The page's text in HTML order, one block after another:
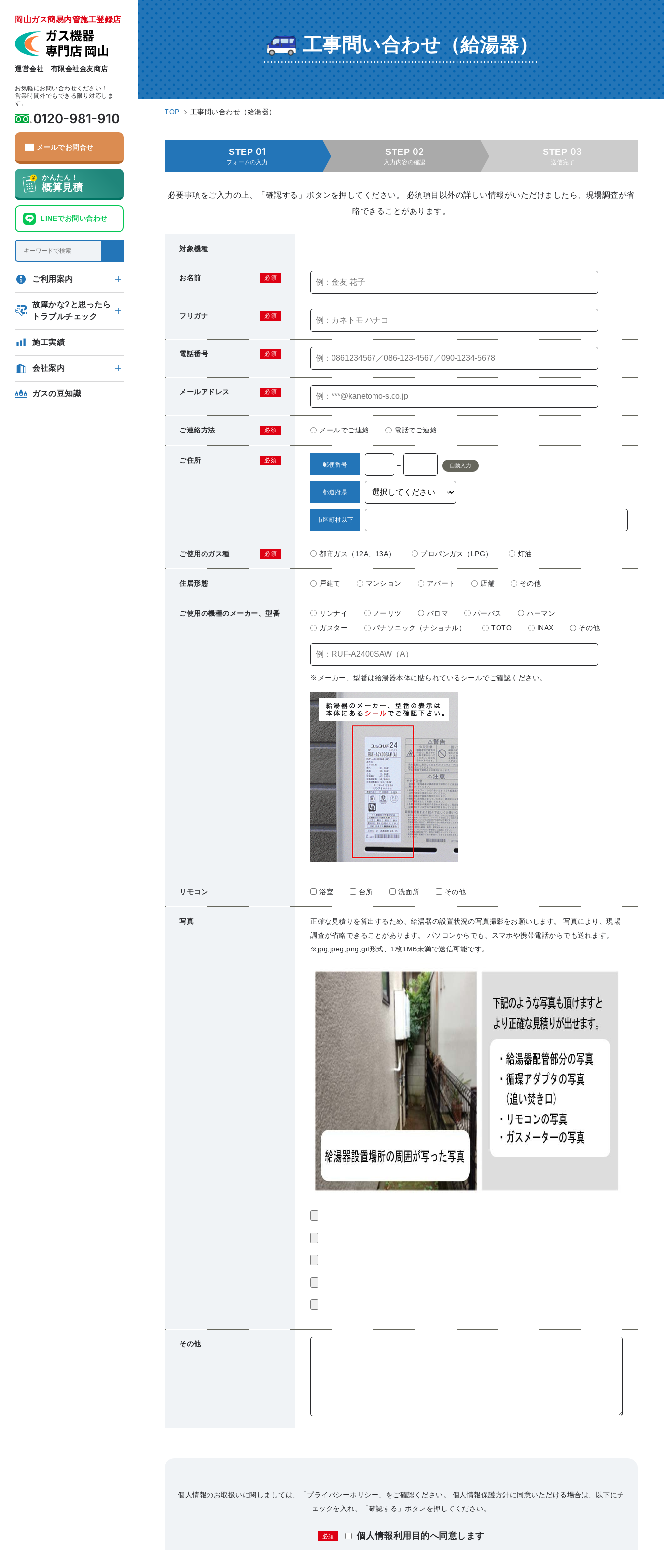
岡山ガス簡易内管施工登録店
運営会社 有限会社金友商店
お気軽にお問い合わせください！
営業時間外でもできる限り対応しま
す。
0120-981-910
メールでお問合せ
かんたん！
概算見積
LINEでお問い合わせ
ご利用案内
故障かな?と思ったら
トラブルチェック
施工実績
会社案内
ガスの豆知識
工事問い合わせ（給湯器）
TOP 工事問い合わせ（給湯器）
STEP 01
フォームの入力
STEP 02
入力内容の確認
STEP 03
送信完了
必要事項をご入力の上、「確認する」ボタンを押してください。 必須項目以外の詳しい情報がいただけましたら、現場調査が省
略できることがあります。
対象機種
お名前 必須
フリガナ 必須
電話番号 必須
メールアドレス 必須
ご連絡方法 必須 メールでご連絡 電話でご連絡
ご住所 必須
郵便番号 – 自動入力
都道府県
市区町村以下
ご使用のガス種 必須 都市ガス（12A、13A） プロパンガス（LPG） 灯油
住居形態 戸建て マンション アパート 店舗 その他
ご使用の機種のメーカー、型番 リンナイ ノーリツ パロマ パーパス
ハーマン
ガスター
パナソニック（ナショナル） TOTO INAX その他
※メーカー、型番は給湯器本体に貼られているシールでご確認ください。
リモコン 浴室 台所 洗面所 その他
写真
正確な見積りを算出するため、給湯器の設置状況の写真撮影をお願いします。 写真により、現場
調査が省略できることがあります。 パソコンからでも、スマホや携帯電話からでも送れます。
※jpg,jpeg,png,gif形式、1枚1MB未満で送信可能です。
その他
個人情報のお取扱いに関しましては、「プライバシーポリシー 」をご確認ください。 個人情報保護方針に同意いただける場合は、以下にチ
ェックを入れ、「確認する」ボタンを押してください。
必須 個人情報利用目的へ同意します